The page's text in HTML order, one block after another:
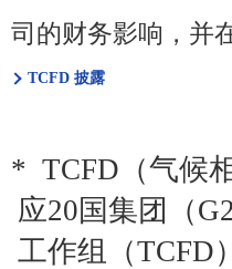
司的财务影响，并
TCFD 披露
* TCFD （气候
应20国集团（
工作组（TCFD